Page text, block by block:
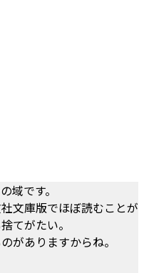
域です。
文庫版でほぼ読むことが
てがたい。
がありますからね。